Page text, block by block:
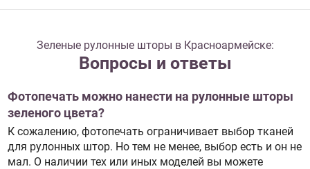
Зеленые рулонные шторы в Красноармейске:
Вопросы и ответы
Фотопечать можно нанести на рулонные шторы
зеленого цвета?
К сожалению, фотопечать ограничивает выбор тканей
для рулонных штор. Но тем не менее, выбор есть и он не
мал. О наличии тех или иных моделей вы можете